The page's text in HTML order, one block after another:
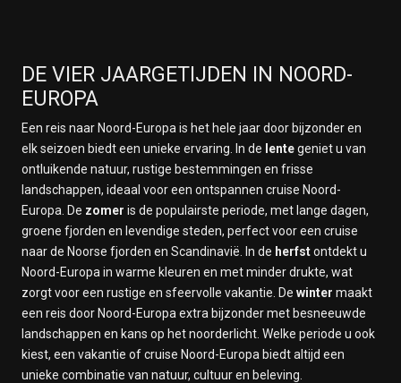
DE VIER JAARGETIJDEN IN NOORD-
EUROPA
Een reis naar Noord-Europa is het hele jaar door bijzonder en
elk seizoen biedt een unieke ervaring. In de lentegeniet u van
ontluikende natuur, rustige bestemmingen en frisse
landschappen, ideaal voor een ontspannen cruise Noord-
Europa. De zomer is de populairste periode, met lange dagen,
groene fjorden en levendige steden, perfect voor een cruise
naar de Noorse fjorden en Scandinavië. In de herfstontdekt u
Noord-Europa in warme kleuren en met minder drukte, wat
zorgt voor een rustige en sfeervolle vakantie. De winter maakt
een reis door Noord-Europa extra bijzonder met besneeuwde
landschappen en kans op het noorderlicht. Welke periode u ook
kiest, een vakantie of cruise Noord-Europa biedt altijd een
unieke combinatie van natuur, cultuur en beleving.